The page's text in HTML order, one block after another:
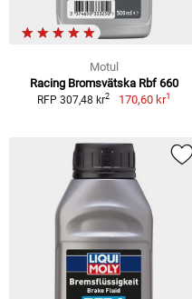
Motul
Racing Bromsvätska Rbf 660
RFP 307,48 kr2 170,60 kr1